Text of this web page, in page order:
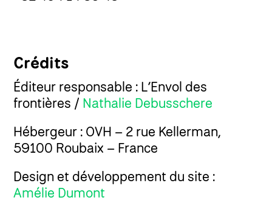
Crédits
Éditeur responsable : L’Envol des
frontières / Nathalie Debusschere
Hébergeur : OVH – 2 rue Kellerman,
59100 Roubaix – France
Design et développement du site :
Amélie Dumont